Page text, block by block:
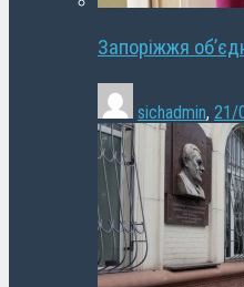
Запоріжжя
sichadmin, 21/